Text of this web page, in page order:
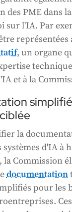
des PME dans la
sur l'IA. Par
représentées
, un organe
et à la
la
systèmes d'IA à
la Commission
documentation
pour les